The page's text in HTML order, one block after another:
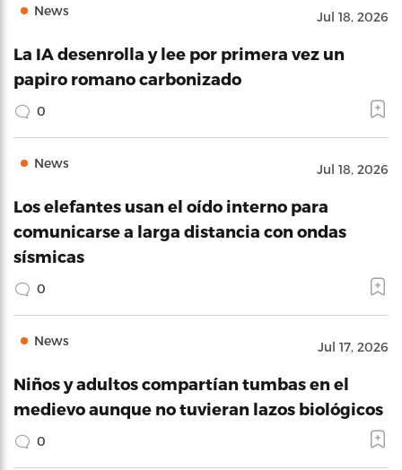
News Jul 18, 2026
La IA desenrolla y lee por primera vez un
papiro romano carbonizado
0
News Jul 18, 2026
Los elefantes usan el oído interno para
comunicarse a larga distancia con ondas
sísmicas
0
News Jul 17, 2026
Niños y adultos compartían tumbas en el
medievo aunque no tuvieran lazos biológicos
0